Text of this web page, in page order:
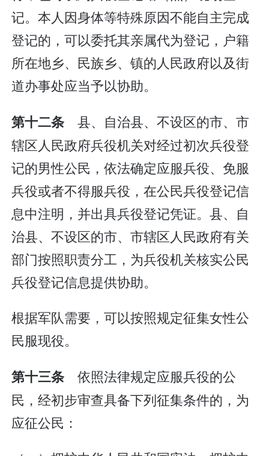
记。本人因身体等特殊原因不能自主完成
登记的，可以委托其亲属代为登记，户籍
所在地乡、民族乡、镇的人民政府以及街
道办事处应当予以协助。
第十二条 县、自治县、不设区的市、市
辖区人民政府兵役机关对经过初次兵役登
记的男性公民，依法确定应服兵役、免服
兵役或者不得服兵役，在公民兵役登记信
息中注明，并出具兵役登记凭证。县、自
治县、不设区的市、市辖区人民政府有关
部门按照职责分工，为兵役机关核实公民
兵役登记信息提供协助。
根据军队需要，可以按照规定征集女性公
民服现役。
第十三条 依照法律规定应服兵役的公
民，经初步审查具备下列征集条件的，为
应征公民：